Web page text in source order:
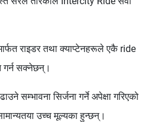
राइडर तथा क्याप्टेनहरूले एकै ride
गर्न सक्नेछन्।
सम्भावना सिर्जना गर्ने अपेक्षा गरिएको
उच्च मूल्यका हुन्छन्।